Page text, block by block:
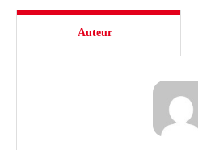
Auteur